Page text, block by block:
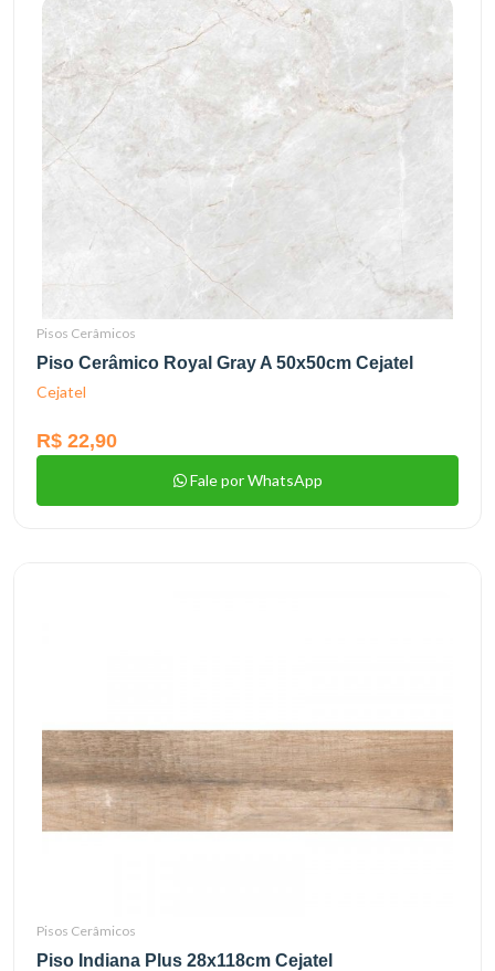
Pisos Cerâmicos
Piso Cerâmico Royal Gray A 50x50cm Cejatel
Cejatel
R$ 22,90
Fale por WhatsApp
Pisos Cerâmicos
Piso Indiana Plus 28x118cm Cejatel